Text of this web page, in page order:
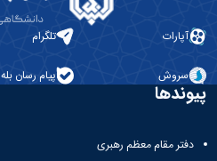
آپارات تلگرام
سروش پیام رسان بله
پیوندها
دفتر مقام معظم رهبری